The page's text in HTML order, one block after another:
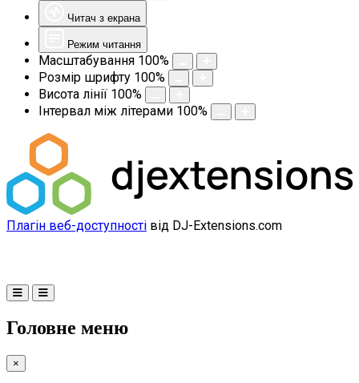
Читач з екрана
Режим читання
Масштабування 100%
Розмір шрифту 100%
Висота лінії 100%
Інтервал між літерами 100%
Плагін веб-доступності від DJ-Extensions.com
Головне меню
×